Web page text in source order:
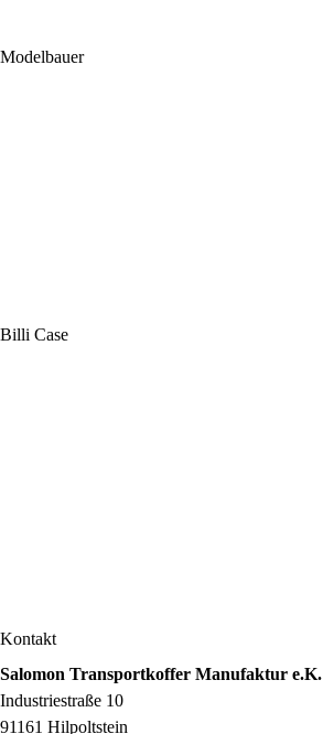
Modelbauer
Billi Case
Kontakt
Salomon Transportkoffer Manufaktur e.K.
Industriestraße 10
91161 Hilpoltstein